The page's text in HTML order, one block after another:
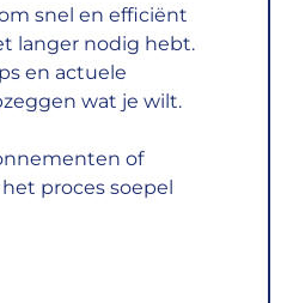
snel en efficiënt
langer nodig hebt.
en actuele
wat je wilt.
of
proces soepel